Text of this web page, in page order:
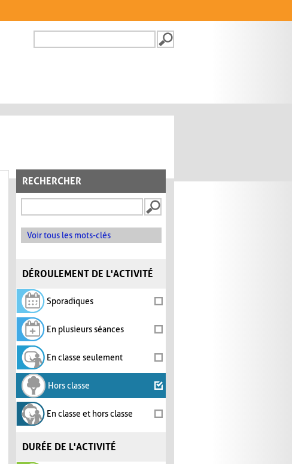
FORMULAIRE DE
RECHERCHER
Voir tous les mots-clés
DÉROULEMENT DE L'ACTIVITÉ
Sporadiques
En plusieurs séances
En classe seulement
Hors classe
En classe et hors classe
DURÉE DE L'ACTIVITÉ